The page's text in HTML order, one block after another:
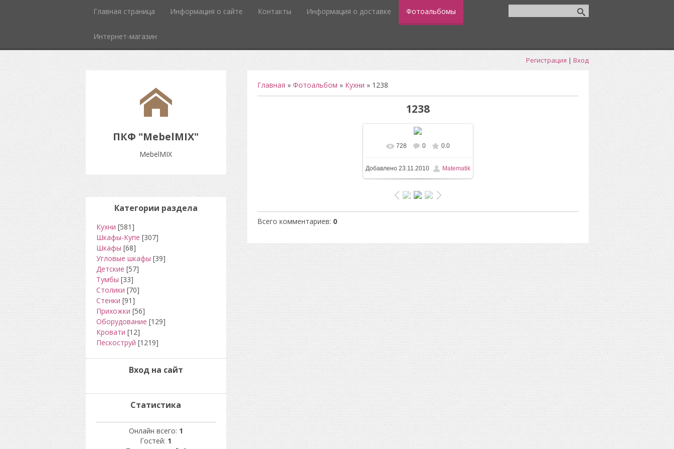
Главная страница Информация о сайте Контакты Информация о доставке Фотоальбомы
Интернет-магазин
Регистрация | Вход
ПКФ "MebelMIX"
MebelMIX
Главная » Фотоальбом » Кухни » 1238
1238
728 0 0.0
Добавлено23.11.2010 Matematik
Всего комментариев: 0
Категории раздела
Кухни [581]
Шкафы-Купе [307]
Шкафы [68]
Угловые шкафы [39]
Детские [57]
Тумбы [33]
Столики [70]
Стенки [91]
Прихожки [56]
Оборудование [129]
Кровати [12]
Пескоструй [1219]
Вход на сайт
Статистика
Онлайн всего: 1
Гостей: 1